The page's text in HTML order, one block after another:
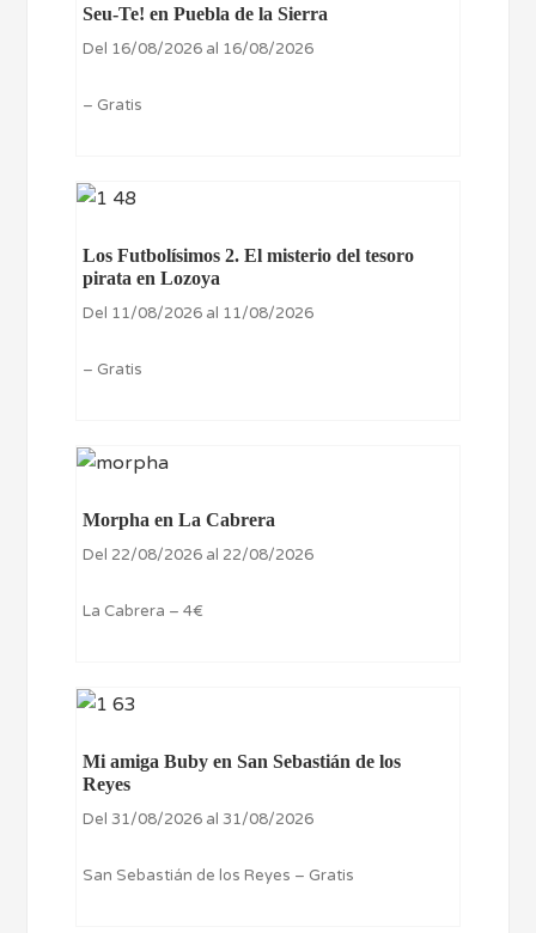
Seu-Te! en Puebla de la Sierra
Del 16/08/2026 al 16/08/2026
– Gratis
Los Futbolísimos 2. El misterio del tesoro
pirata en Lozoya
Del 11/08/2026 al 11/08/2026
– Gratis
Morpha en La Cabrera
Del 22/08/2026 al 22/08/2026
La Cabrera – 4€
Mi amiga Buby en San Sebastián de los
Reyes
Del 31/08/2026 al 31/08/2026
San Sebastián de los Reyes – Gratis